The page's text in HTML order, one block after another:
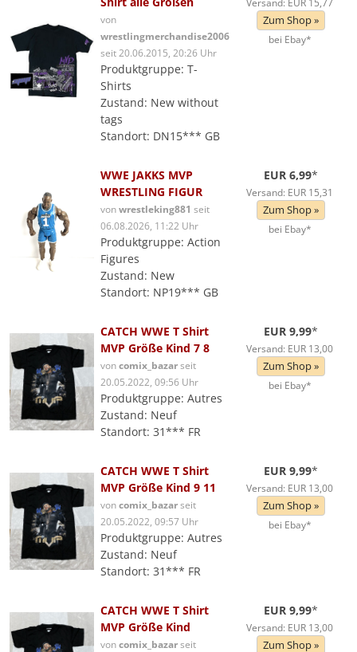
von
wrestlingmerchandise2006
seit 20.06.2015, 20:26 Uhr
Produktgruppe: T-
Shirts
Zustand: New without
tags
Standort: DN15*** GB
Zum Shop »
bei Ebay*
WWE JAKKS MVP
WRESTLING FIGUR
vonwrestleking881 seit
06.08.2026, 11:22 Uhr
Produktgruppe: Action
Figures
Zustand: New
Standort: NP19*** GB
EUR 6,99*
Versand: EUR 15,31
Zum Shop »
bei Ebay*
CATCH WWE T Shirt
MVP Größe Kind 7 8
voncomix_bazarseit
20.05.2022, 09:56 Uhr
Produktgruppe: Autres
Zustand: Neuf
Standort: 31*** FR
EUR 9,99*
Versand: EUR 13,00
Zum Shop »
bei Ebay*
CATCH WWE T Shirt
MVP Größe Kind 9 11
voncomix_bazarseit
20.05.2022, 09:57 Uhr
Produktgruppe: Autres
Zustand: Neuf
Standort: 31*** FR
EUR 9,99*
Versand: EUR 13,00
Zum Shop »
bei Ebay*
CATCH WWE T Shirt
MVP Größe Kind
voncomix_bazarseit
EUR 9,99*
Versand: EUR 13,00
Zum Shop »